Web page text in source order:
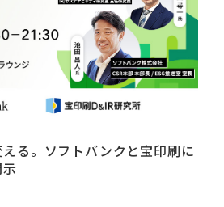
る。ソフトバンクと宝印刷に